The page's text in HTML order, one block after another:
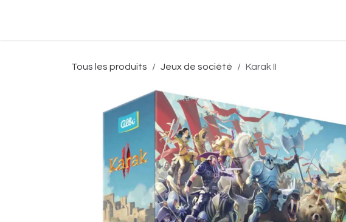
Tous les produits Jeux de société Karak II